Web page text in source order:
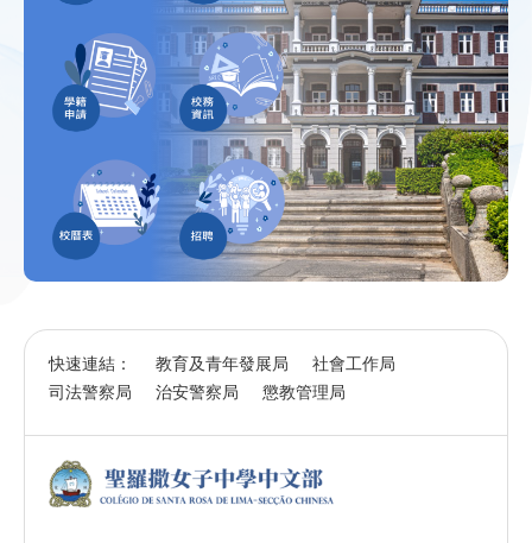
快速連結： 教育及青年發展局
社會工作局
司法警察局
治安警察局 懲教管理局